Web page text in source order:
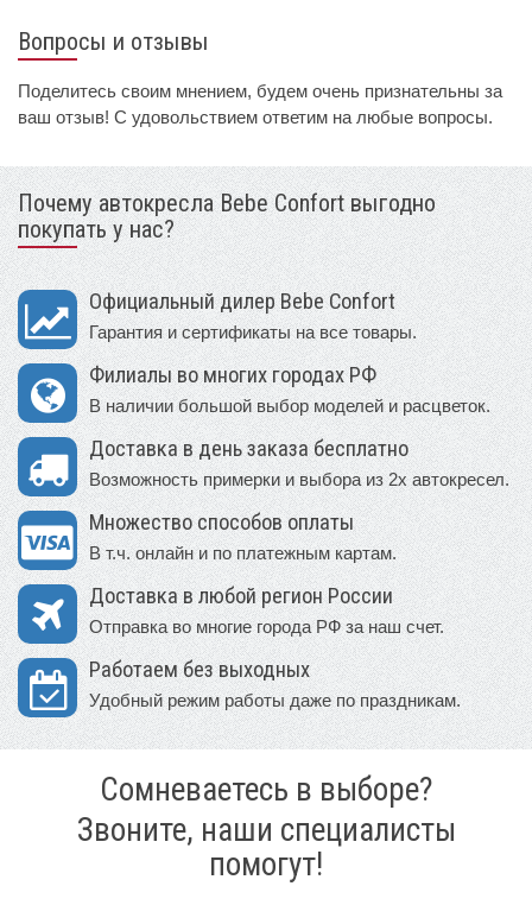
Вопросы и отзывы
Поделитесь своим мнением, будем очень признательны за
ваш отзыв! С удовольствием ответим на любые вопросы.
Почему автокресла Bebe Confort выгодно
покупать у нас?
Официальный дилер Bebe Confort
Гарантия и сертификаты на все товары.
Филиалы во многих городах РФ
В наличии большой выбор моделей и расцветок.
Доставка в день заказа бесплатно
Возможность примерки и выбора из 2х автокресел.
Множество способов оплаты
В т.ч. онлайн и по платежным картам.
Доставка в любой регион России
Отправка во многие города РФ за наш счет.
Работаем без выходных
Удобный режим работы даже по праздникам.
Сомневаетесь в выборе?
Звоните, наши специалисты
помогут!